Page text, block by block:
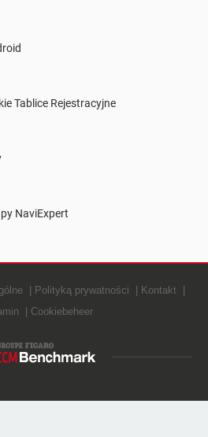
Tablice Rejestracyjne
NaviExpert
Polityką prywatności
Kontakt
Cookiebeheer